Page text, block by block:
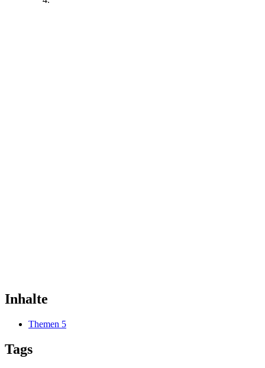
Inhalte
Themen 5
Tags